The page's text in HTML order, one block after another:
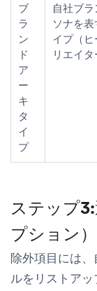
ブ
ラ
ン
ド
ア
ー
キ
タ
イ
プ
自社ブ
ソナを
イプ（
リエイタ
ステップ
プション）
除外項目には
ルをリストア